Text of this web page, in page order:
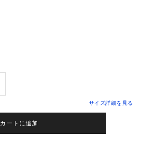
サイズ詳細を見る
カートに追加